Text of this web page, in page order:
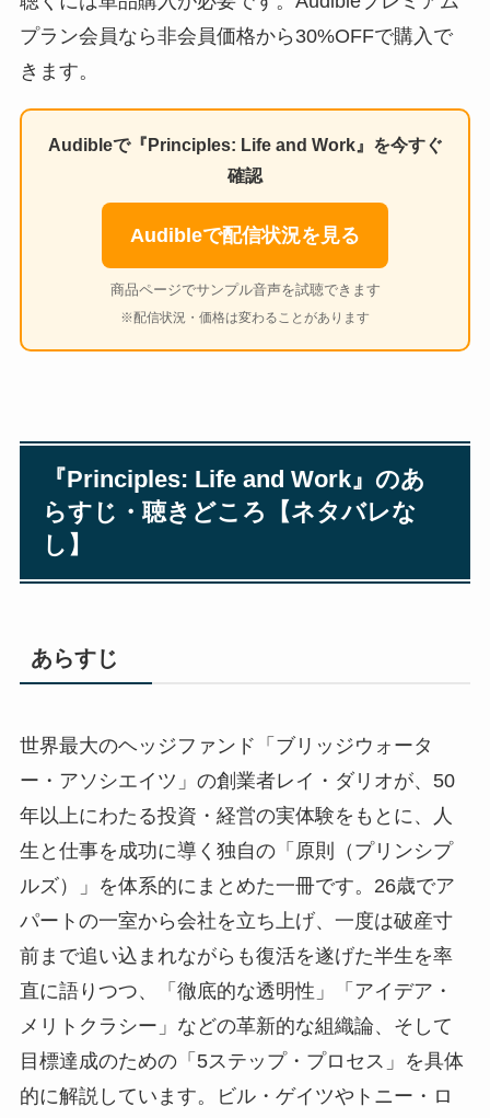
プラン会員なら非会員価格から30%OFFで購入で
きます。
Audibleで『Principles: Life and Work』を今すぐ
確認
Audibleで配信状況を見る
商品ページでサンプル音声を試聴できます
※配信状況・価格は変わることがあります
『Principles: Life and Work』のあ
らすじ・聴きどころ【ネタバレな
し】
あらすじ
世界最大のヘッジファンド「ブリッジウォータ
ー・アソシエイツ」の創業者レイ・ダリオが、50
年以上にわたる投資・経営の実体験をもとに、人
生と仕事を成功に導く独自の「原則（プリンシプ
ルズ）」を体系的にまとめた一冊です。26歳でア
パートの一室から会社を立ち上げ、一度は破産寸
前まで追い込まれながらも復活を遂げた半生を率
直に語りつつ、「徹底的な透明性」「アイデア・
メリトクラシー」などの革新的な組織論、そして
目標達成のための「5ステップ・プロセス」を具体
的に解説しています。ビル・ゲイツやトニー・ロ